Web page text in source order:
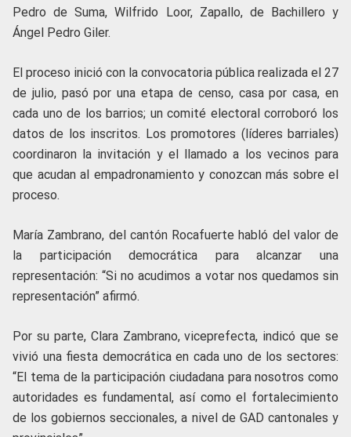
Pedro de Suma, Wilfrido Loor, Zapallo, de Bachillero y
Ángel Pedro Giler.
El proceso inició con la convocatoria pública realizada el 27
de julio, pasó por una etapa de censo, casa por casa, en
cada uno de los barrios; un comité electoral corroboró los
datos de los inscritos. Los promotores (líderes barriales)
coordinaron la invitación y el llamado a los vecinos para
que acudan al empadronamiento y conozcan más sobre el
proceso.
María Zambrano, del cantón Rocafuerte habló del valor de
la participación democrática para alcanzar una
representación: “Si no acudimos a votar nos quedamos sin
representación” afirmó.
Por su parte, Clara Zambrano, viceprefecta, indicó que se
vivió una fiesta democrática en cada uno de los sectores:
“El tema de la participación ciudadana para nosotros como
autoridades es fundamental, así como el fortalecimiento
de los gobiernos seccionales, a nivel de GAD cantonales y